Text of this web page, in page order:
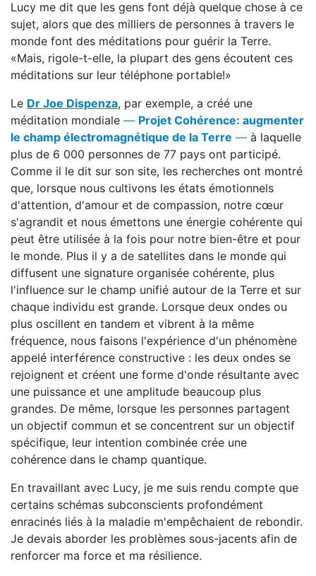
Lucy me dit que les gens font déjà quelque chose à ce
sujet, alors que des milliers de personnes à travers le
monde font des méditations pour guérir la Terre.
«Mais, rigole-t-elle, la plupart des gens écoutent ces
méditations sur leur téléphone portable!»
Le Dr Joe Dispenza, par exemple, a créé une
méditation mondiale — Projet Cohérence: augmenter
le champ électromagnétique de la Terre — à laquelle
plus de 6 000 personnes de 77 pays ont participé.
Comme il le dit sur son site, les recherches ont montré
que, lorsque nous cultivons les états émotionnels
d'attention, d'amour et de compassion, notre cœur
s'agrandit et nous émettons une énergie cohérente qui
peut être utilisée à la fois pour notre bien-être et pour
le monde. Plus il y a de satellites dans le monde qui
diffusent une signature organisée cohérente, plus
l'influence sur le champ unifié autour de la Terre et sur
chaque individu est grande. Lorsque deux ondes ou
plus oscillent en tandem et vibrent à la même
fréquence, nous faisons l'expérience d'un phénomène
appelé interférence constructive : les deux ondes se
rejoignent et créent une forme d'onde résultante avec
une puissance et une amplitude beaucoup plus
grandes. De même, lorsque les personnes partagent
un objectif commun et se concentrent sur un objectif
spécifique, leur intention combinée crée une
cohérence dans le champ quantique.
En travaillant avec Lucy, je me suis rendu compte que
certains schémas subconscients profondément
enracinés liés à la maladie m'empêchaient de rebondir.
Je devais aborder les problèmes sous-jacents afin de
renforcer ma force et ma résilience.